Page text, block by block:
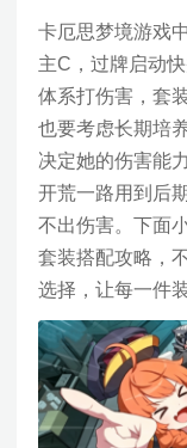
卡厄思梦境游戏
主C，过牌启动
体系打伤害，套
也要考虑长期培
决定她的伤害能
开荒一路用到后
不出伤害。下面
套装搭配攻略，
选择，让每一件